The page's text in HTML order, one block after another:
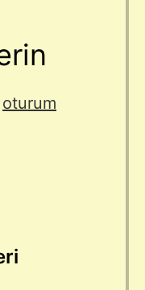
oturum